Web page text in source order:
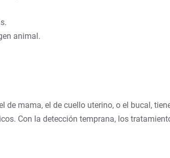
animal.
mama, el de cuello uterino, o el bucal,
Con la detección temprana, los